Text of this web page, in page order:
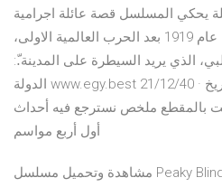
يحكي المسلسل قصة عائلة اجرامية
في مدينة بيرمنجهام الانجليزية، عام 1919 بعد الحرب العالمية الاولى،
الذي يريد السيطرة على المدينة.ّ:
الدولة www.egy.best 21/12/40 · عظماء برمنقهام عائدون بتاريخ
لذلك قدمت بالمقطع ملخص نسترجع فيه أحداث
أول أربع مواسم
مشاهدة وتحميل مسلسل Peaky Blinders الموسم الاول الحلقة 1